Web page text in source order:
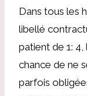
Dans tous les
libellé
patient de 1:
chance de ne
parfois